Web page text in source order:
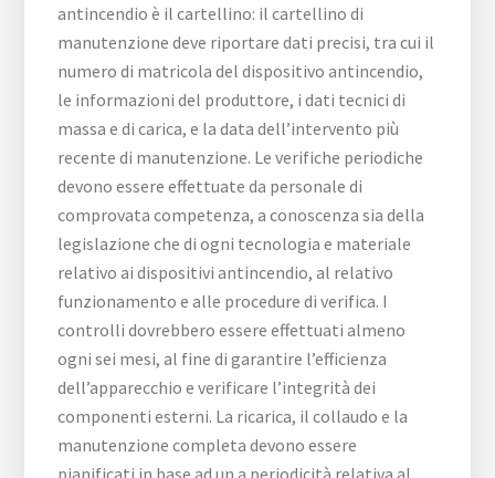
antincendio è il cartellino: il cartellino di
manutenzione deve riportare dati precisi, tra cui il
numero di matricola del dispositivo antincendio,
le informazioni del produttore, i dati tecnici di
massa e di carica, e la data dell’intervento più
recente di manutenzione. Le verifiche periodiche
devono essere effettuate da personale di
comprovata competenza, a conoscenza sia della
legislazione che di ogni tecnologia e materiale
relativo ai dispositivi antincendio, al relativo
funzionamento e alle procedure di verifica. I
controlli dovrebbero essere effettuati almeno
ogni sei mesi, al fine di garantire l’efficienza
dell’apparecchio e verificare l’integrità dei
componenti esterni. La ricarica, il collaudo e la
manutenzione completa devono essere
pianificati in base ad un a periodicità relativa al